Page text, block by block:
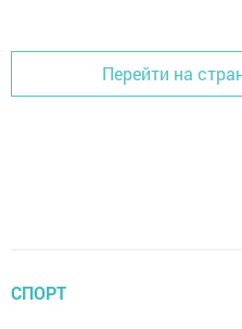
Перейти на
СПОРТ